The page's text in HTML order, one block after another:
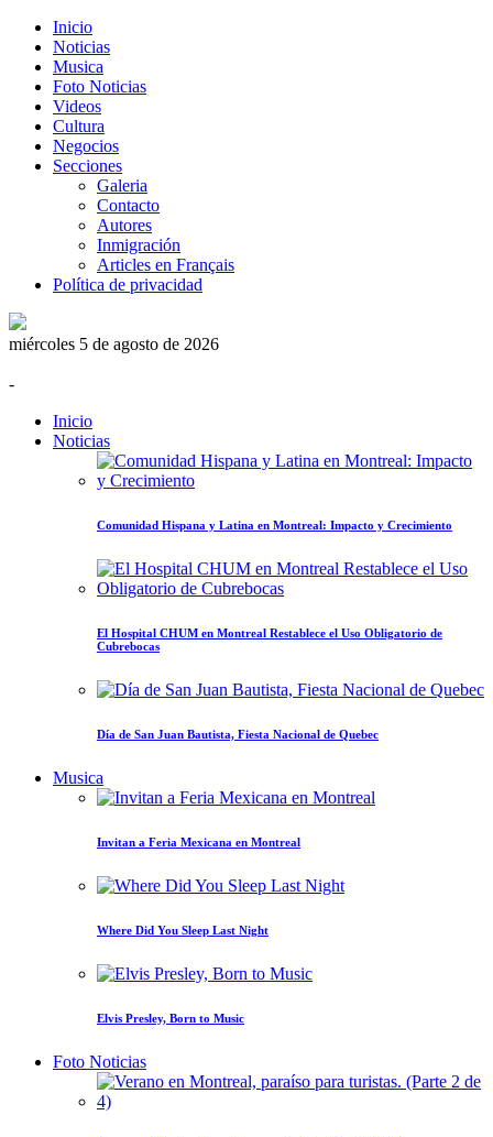
Inicio
Noticias
Musica
Foto Noticias
Videos
Cultura
Negocios
Secciones
Galeria
Contacto
Autores
Inmigración
Articles en Français
Política de privacidad
miércoles 5 de agosto de 2026
-
Inicio
Noticias
Comunidad Hispana y Latina en Montreal: Impacto y Crecimiento
El Hospital CHUM en Montreal Restablece el Uso Obligatorio de
Cubrebocas
Día de San Juan Bautista, Fiesta Nacional de Quebec
Musica
Invitan a Feria Mexicana en Montreal
Where Did You Sleep Last Night
Elvis Presley, Born to Music
Foto Noticias